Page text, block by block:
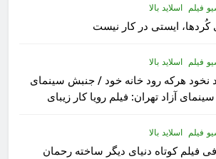
فیلم اسلاید بالا
کُردها، ایستی در کار نیست
فیلم اسلاید بالا
نخود هرکه رود خانه خود / جنبش سینمای
سینمای آزاد تهران: فیلم رویا کار زیبای
فیلم اسلاید بالا
فیلم کوتاه دنیای دیگر ساخته رحمان